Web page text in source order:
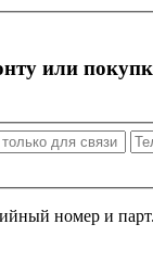
или
номер и